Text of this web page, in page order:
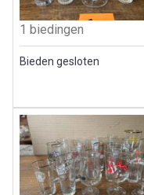
1 biedingen
Bieden gesloten